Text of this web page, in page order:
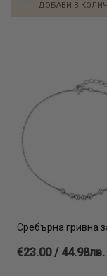
ДОБАВИ В
Сребърна гривна
€23.00 / 44.98лв.